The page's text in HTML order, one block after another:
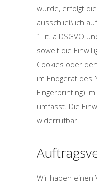
wurde, erfolgt
ausschließlich
1 lit. a DSGVO
soweit die
Cookies oder
im Endgerät des
Fingerprinting)
umfasst. Die
widerrufbar.
Wir haben einen